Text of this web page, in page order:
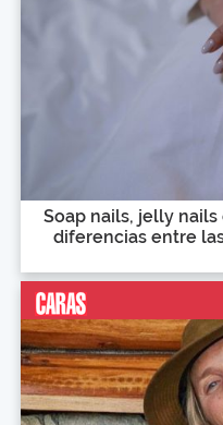
Soap nails, jelly
diferencias entre